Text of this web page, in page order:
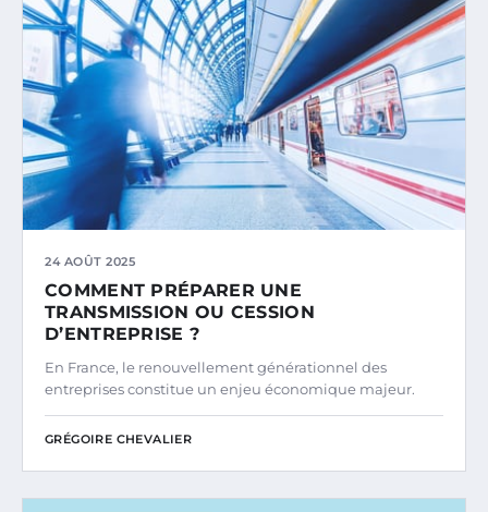
24 AOÛT 2025
COMMENT PRÉPARER UNE
TRANSMISSION OU CESSION
D’ENTREPRISE ?
En France, le renouvellement générationnel des
entreprises constitue un enjeu économique majeur.
GRÉGOIRE CHEVALIER